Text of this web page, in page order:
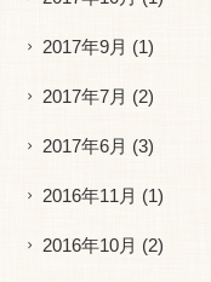
2017年9月 (1)
2017年7月 (2)
2017年6月 (3)
2016年11月 (1)
2016年10月 (2)